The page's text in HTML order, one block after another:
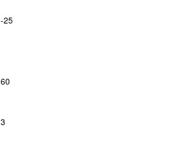
-25
60
3